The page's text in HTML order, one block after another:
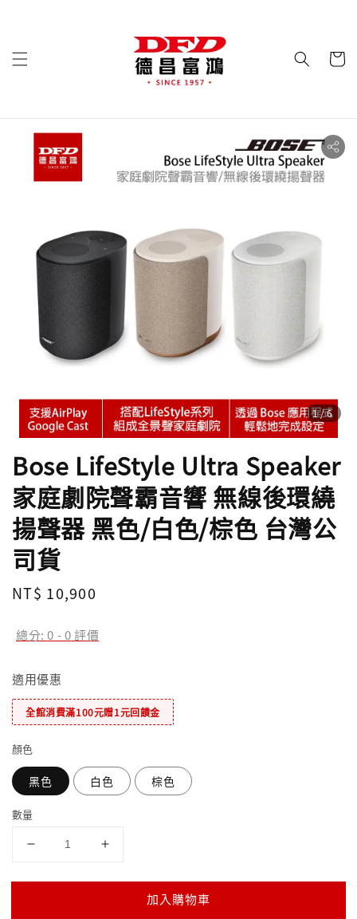
1/6
Bose LifeStyle Ultra Speaker
家庭劇院聲霸音響 無線後環繞
揚聲器 黑色/白色/棕色 台灣公
司貨
Regular
NT$ 10,900
總分:0 -0評價
適用優惠
全館消費滿100元贈1元回饋金
顏色
黑色 白色 棕色
數量
加入購物車